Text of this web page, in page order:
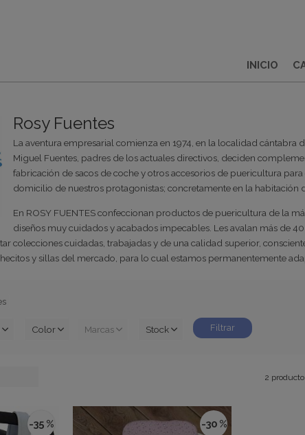
INICIO
Rosy Fuentes
La aventura empresarial comienza en 1974, en la localidad
Miguel Fuentes, padres de los actuales directivos, deciden
fabricación de sacos de coche y otros accesorios de puericultura
domicilio de nuestros protagonistas; concretamente en la habitación
En ROSY FUENTES confeccionan productos de puericultura de la
diseños muy cuidados y acabados impecables. Les avalan más de
colecciones cuidadas, trabajadas y de una calidad superior,
y sillas del mercado, para lo cual estamos permanentemente
Color Marcas Stock
2
-35 % -30 %